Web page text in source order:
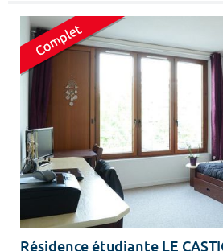
Résidence étudiante LE